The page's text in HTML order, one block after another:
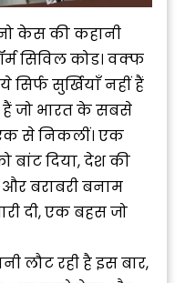
केस की कहानी
सिविल कोड। वक्फ
सिर्फ सुर्खियाँ नहीं हैं
हैं जो भारत के सबसे
से निकलीं। एक
दिया, देश की
और बराबरी बनाम
दी, एक बहस जो
लौट रही है इस बार,